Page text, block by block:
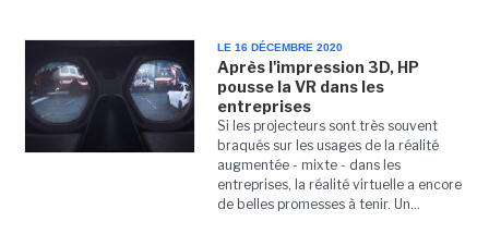
LE 16 DÉCEMBRE 2020
Après l'impression 3D, HP
pousse la VR dans les
entreprises
Si les projecteurs sont très souvent
braqués sur les usages de la réalité
augmentée - mixte - dans les
entreprises, la réalité virtuelle a encore
de belles promesses à tenir. Un...